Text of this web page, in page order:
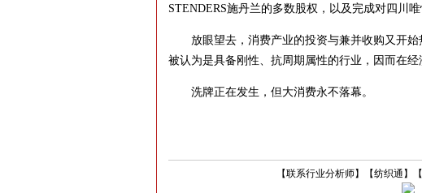
STENDERS施丹兰的多数股权，以及完成对四
放眼望去，消费产业的投资与兼并收购又开始
被认为是具备刚性、抗周期属性的行业，因而在经
洗牌正在发生，但大消费永不落幕。
【
【纺织通 】
【联系行业分析师】